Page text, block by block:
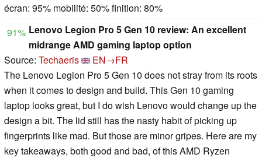
écran: 95% mobilité: 50% finition: 80%
91% Lenovo Legion Pro 5 Gen 10 review: An excellent
midrange AMD gaming laptop option
Source: Techaeris
EN→FR
The Lenovo Legion Pro 5 Gen 10 does not stray from its roots
when it comes to design and build. This Gen 10 gaming
laptop looks great, but I do wish Lenovo would change up the
design a bit. The lid still has the nasty habit of picking up
fingerprints like mad. But those are minor gripes. Here are my
key takeaways, both good and bad, of this AMD Ryzen